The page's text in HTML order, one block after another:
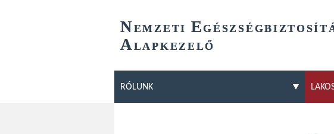
NEMZETI E
ALAPKEZELŐ
RÓLUNK